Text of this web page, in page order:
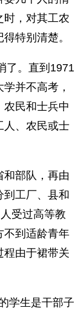
时，对其工农
特别清楚。
了。直到1971
并不高考，
民和士兵中
人、农民或士
和部队，再由
工厂、县和
受过高等教
不到适龄青年
程由于裙带关
学生是干部子